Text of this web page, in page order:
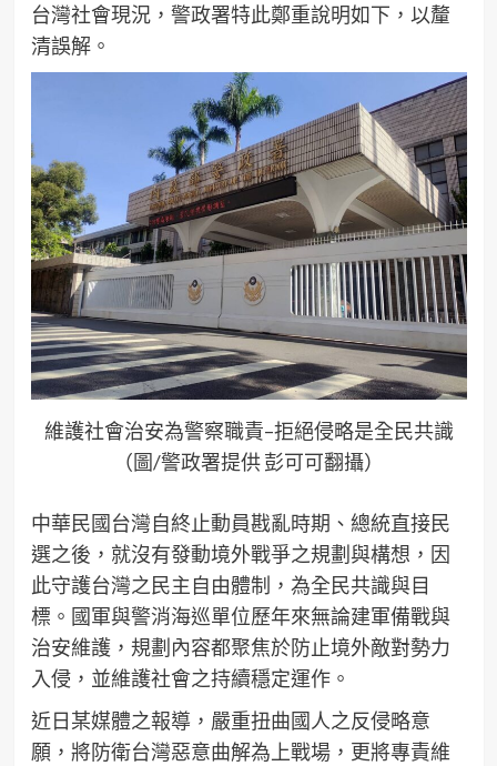
台灣社會現況，警政署特此鄭重說明如下，以釐
清誤解。
維護社會治安為警察職責–拒絕侵略是全民共識
（圖/警政署提供 彭可可翻攝）
中華民國台灣自終止動員戡亂時期、總統直接民
選之後，就沒有發動境外戰爭之規劃與構想，因
此守護台灣之民主自由體制，為全民共識與目
標。國軍與警消海巡單位歷年來無論建軍備戰與
治安維護，規劃內容都聚焦於防止境外敵對勢力
入侵，並維護社會之持續穩定運作。
近日某媒體之報導，嚴重扭曲國人之反侵略意
願，將防衛台灣惡意曲解為上戰場，更將專責維